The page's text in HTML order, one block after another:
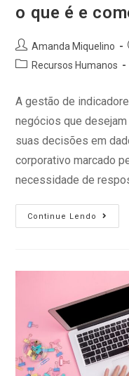
o que é e
Amanda Miquelino
Recursos Humanos
A gestão de
negócios que
suas decisões em
corporativo marcado
necessidade de
Continue Lendo